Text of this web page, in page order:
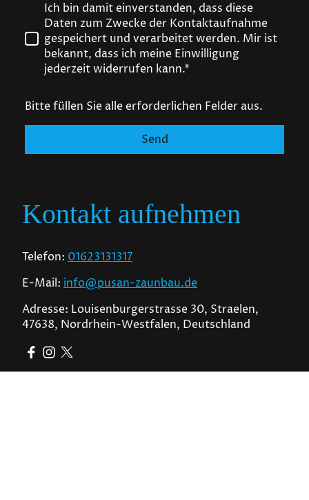
Ich bin damit einverstanden, dass diese
Daten zum Zwecke der Kontaktaufnahme
gespeichert und verarbeitet werden. Mir ist
bekannt, dass ich meine Einwilligung
jederzeit widerrufen kann.*
Bitte füllen Sie alle erforderlichen Felder aus.
Send
Kontakt aufnehmen
Telefon: 01623131317
E-Mail: info@pusan-zaunbau.de
Adresse: Louisenburgerstrasse 30, Straelen,
47638, Nordrhein-Westfalen, Deutschland